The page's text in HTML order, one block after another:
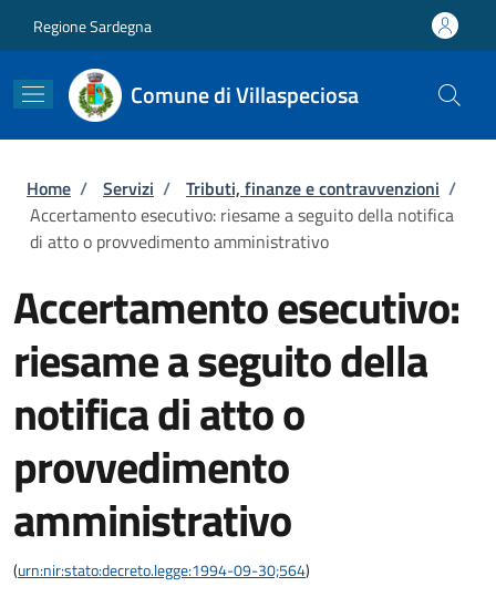
Regione Sardegna
Comune di Villaspeciosa
Briciole di pane
Home / Servizi / Tributi, finanze e contravvenzioni /
Accertamento esecutivo: riesame a seguito della notifica
di atto o provvedimento amministrativo
Accertamento esecutivo:
riesame a seguito della
notifica di atto o
provvedimento
amministrativo
(urn:nir:stato:decreto.legge:1994-09-30;564)